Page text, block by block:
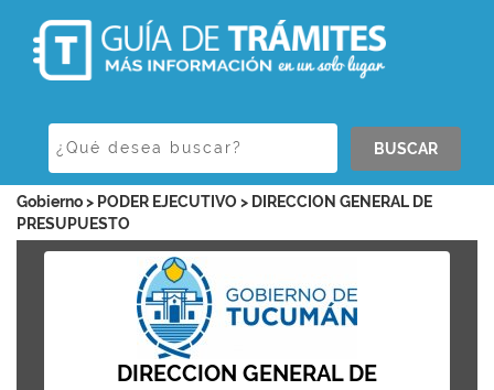
BUSCAR
Gobierno > PODER EJECUTIVO > DIRECCION GENERAL DE
PRESUPUESTO
DIRECCION GENERAL DE